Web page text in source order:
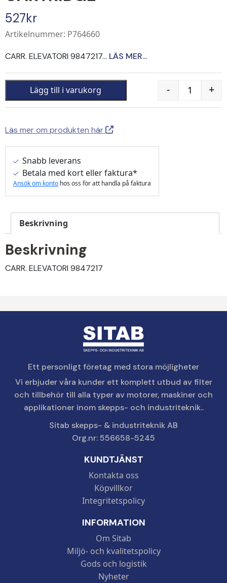
527kr
Artikelnummer: P764660
CARR. ELEVATORI 9847217... LÄS MER...
Quantity
- +
Lägg till i varukorg
Läs mer om produkten här
Snabb leverans
Betala med kort eller faktura*
Ansök om konto hos oss för att handla på faktura
Beskrivning
Beskrivning
CARR. ELEVATORI 9847217
Ett personligt företag med stora möjligheter
Vi erbjuder våra kunder ett komplett utbud av filter
och tillbehör till alla typer av motorer, maskiner och
applikationer inom skepps- och industriteknik..
Sitab skepps- & industriteknik AB
Org.nr: 556658-5245
KUNDTJÄNST
Kontakta oss
Köpvillkor
Integritetspolicy
INFORMATION
Om Sitab
Miljö- och kvalitetspolicy
Gods och logistik
Nyheter